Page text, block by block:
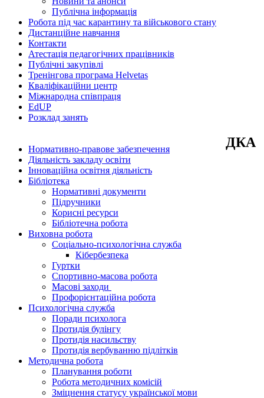
Публічна інформація
Робота під час карантину та військового стану
Дистанційне навчання
Контакти
Атестація педагогічних працівників
Публічні закупівлі
Тренінгова програма Helvetas
Кваліфікаційни центр
Міжнародна співпраця
EdUР
Розклад занять
Нормативно-правове забезпечення
Діяльність закладу освіти
Інноваційна освітня діяльність
Бібліотека
Нормативні документи
Підручники
Корисні ресурси
Бібліотечна робота
Виховна робота
Соціально-психологічна служба
Кібербезпека
Гуртки
Спортивно-масова робота
Масові заходи
Профорієнтаційна робота
Психологічна служба
Поради психолога
Протидія булінгу
Протидія насильству
Протидія вербуванню підлітків
Методична робота
Планування роботи
Робота методичних комісій
Зміцнення статусу української мови
ДКА